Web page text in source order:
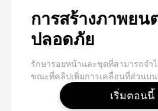
การสร้างภาพยน
ปลอดภัย
รักษารอยหน้าและชุดที่สามารถจํา
ขณะที่คลิปเพิ่มการเคลื่อนที่ส่วนบน
เริ่มตอนนี้